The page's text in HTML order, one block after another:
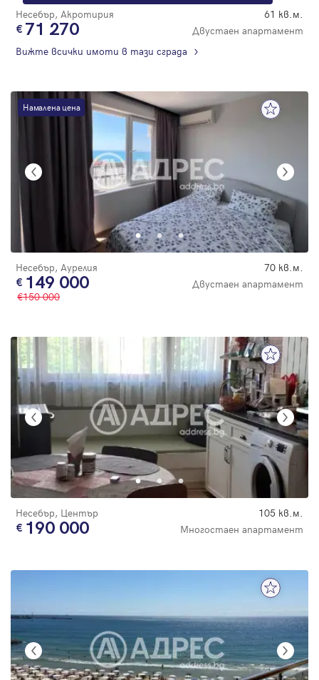
Несебър, Акротирия 61 кв.м.
71 270
Двустаен апартамент
Вижте всички имоти в тази сграда
Намалена цена
Несебър, Аурелия 70 кв.м.
149 000
Двустаен апартамент
150 000
Несебър, Център 105 кв.м.
190 000 Многостаен апартамент